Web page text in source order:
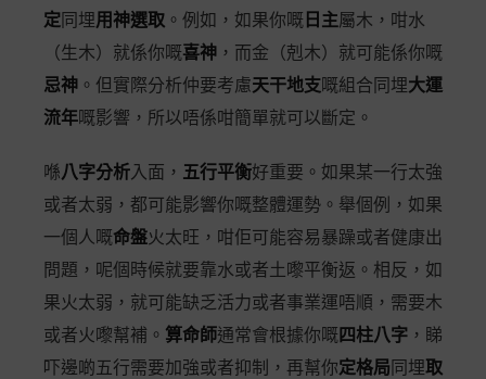
定 同埋用神選取 。例如，如果你嘅 日主屬木，咁水
（生木）就係你嘅喜神 ，而金（剋木）就可能係你嘅
忌神 。但實際分析仲要考慮天干地支嘅組合同埋大運
流年嘅影響，所以唔係咁簡單就可以斷定。
喺八字分析入面， 五行平衡好重要。如果某一行太強
或者太弱，都可能影響你嘅整體運勢。舉個例，如果
一個人嘅命盤火太旺，咁佢可能容易暴躁或者健康出
問題，呢個時候就要靠水或者土嚟平衡返。相反，如
果火太弱，就可能缺乏活力或者事業運唔順，需要木
或者火嚟幫補。 算命師通常會根據你嘅 四柱八字 ，睇
吓邊啲五行需要加強或者抑制，再幫你定格局 同埋取